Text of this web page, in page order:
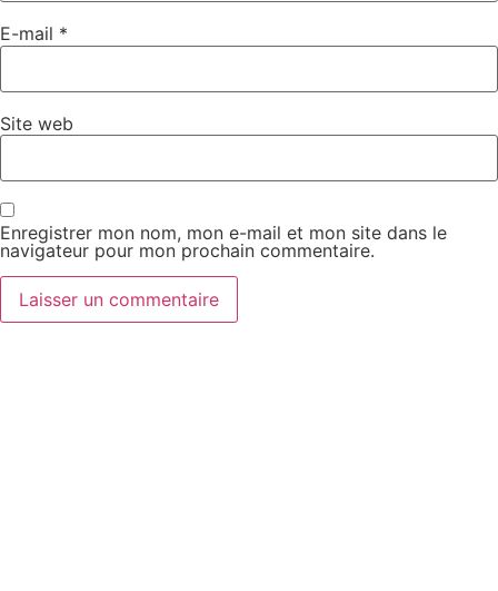
E-mail *
Site web
Enregistrer mon nom, mon e-mail et mon site dans le
navigateur pour mon prochain commentaire.